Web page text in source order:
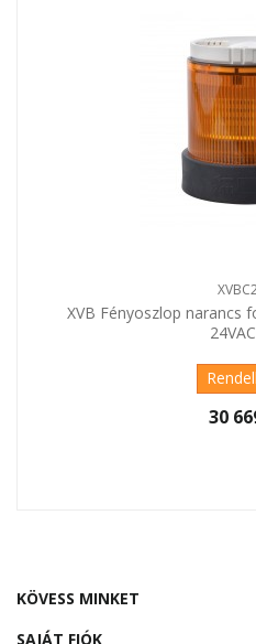
XVB Fényoszlop narancs
30
KÖVESS MINKET
SAJÁT FIÓK